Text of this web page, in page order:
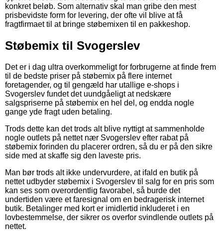
konkret beløb. Som alternativ skal man gribe den mest
prisbevidste form for levering, der ofte vil blive at få
fragtfirmaet til at bringe støbemixen til en pakkeshop.
Støbemix til Svogerslev
Det er i dag ultra overkommeligt for forbrugerne at finde frem
til de bedste priser på støbemix på flere internet
foretagender, og til gengæld har utallige e-shops i
Svogerslev fundet det uundgåeligt at nedskære
salgspriserne på støbemix en hel del, og endda nogle
gange yde fragt uden betaling.
Trods dette kan det trods alt blive nyttigt at sammenholde
nogle outlets på nettet nær Svogerslev efter rabat på
støbemix forinden du placerer ordren, så du er på den sikre
side med at skaffe sig den laveste pris.
Man bør trods alt ikke undervurdere, at ifald en butik på
nettet udbyder støbemix i Svogerslev til salg for en pris som
kan ses som overordentlig favorabel, så burde det
undertiden være et faresignal om en bedragerisk internet
butik. Betalinger med kort er imidlertid inkluderet i en
lovbestemmelse, der sikrer os overfor svindlende outlets på
nettet.